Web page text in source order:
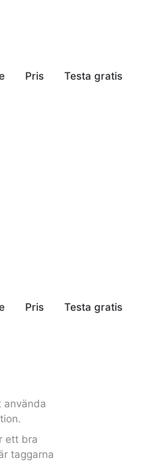
Pris Testa gratis
Pris Testa gratis
använda
ett bra
taggarna